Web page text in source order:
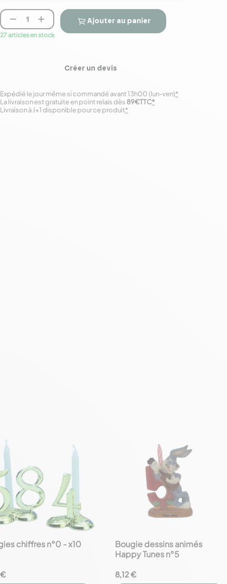
 
27 articles en stock
Ajouter au panier
Créer un devis
Expédié le jour même si commandé avant 13h00 (lun-ven)*
Livraison à J+1 disponible pour ce produit*
La livraison est gratuite en point relais dès 89€TTC*
chiffres n°0 - x10 favorite_border
Bougie dessins animés
Happy Tunes n°5
8,12 €